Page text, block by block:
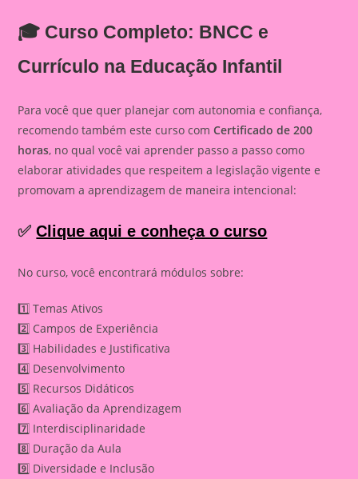
🎓 Curso Completo: BNCC e
Currículo na Educação Infantil
Para você que quer planejar com autonomia e confiança,
recomendo também este curso comCertificado de 200
horas, no qual você vai aprender passo a passo como
elaborar atividades que respeitem a legislação vigente e
promovam a aprendizagem de maneira intencional:
✅Clique aqui e conheça o curso
No curso, você encontrará módulos sobre:
1️⃣ Temas Ativos
2️⃣ Campos de Experiência
3️⃣ Habilidades e Justificativa
4️⃣ Desenvolvimento
5️⃣ Recursos Didáticos
6️⃣ Avaliação da Aprendizagem
7️⃣ Interdisciplinaridade
8️⃣ Duração da Aula
9️⃣ Diversidade e Inclusão